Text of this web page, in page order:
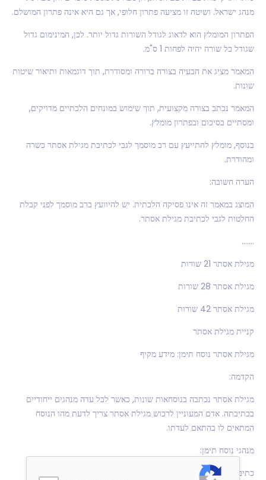
מנהג ישראל. ושיטה זו מציעה פתרון חלופי, אך גם היא אינה פתרון המושלם.
הפתרון המומלץ הוא לדאוג לגודל השורות גדול יותר. לכן, המינימום גדול
שגודל כל שורה יהיה לפחות 1 ס"מ.
המאמר מציג את הבעיה בצורה ברורה ומסודרת, תוך דוגמאות ותיאור שיטות
שונות.
המאמר נכתב בצורה מקצועית, תוך שימוש במונחים הלכתיים מדויקים,
ומסתיים בסיכום ובפתרון מומלץ.
בנוסף, מומלץ להתייעץ עם רב מוסמך לגבי לכתיבת מגילת אסתר כשרה
ומהודרת.
הערה חשובה:
המוצג במאמר זה אינו פסיקה הלכתית. יש להיוועץ ברב מוסמך לפני קבלת
החלטות לגבי לכתיבת מגילת אסתר.
…….
מגילת אסתר 21 שורות
מגילת אסתר 28 שורות
מגילת אסתר 42 שורות
קניית מגילת אסתר
מגילת אסתר נוסח תימן: מידע מקיף
הקדמה:
מגילת אסתר נכתבה בנוסחאות שונות, כאשר לכל עדה מנהגים ייחודיים
בכתיבתה. אדם המעוניין לרכוש מגילת אסתר צריך לדעת מהו הנוסח
המתאים לו בהתאם לעדתו.
מנהגי נוסח תימן:
כתיבה על גויל: למנהג המקובל לכתוב את המגילה על קלף, עדות תימן